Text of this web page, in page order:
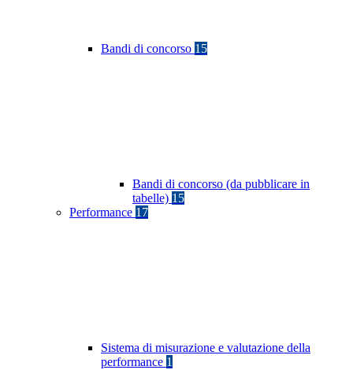
Bandi di concorso 15
Bandi di concorso (da pubblicare in
tabelle) 15
Performance 17
Sistema di misurazione e valutazione della
performance 1